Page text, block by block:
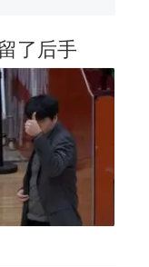
民引争议，
了后手